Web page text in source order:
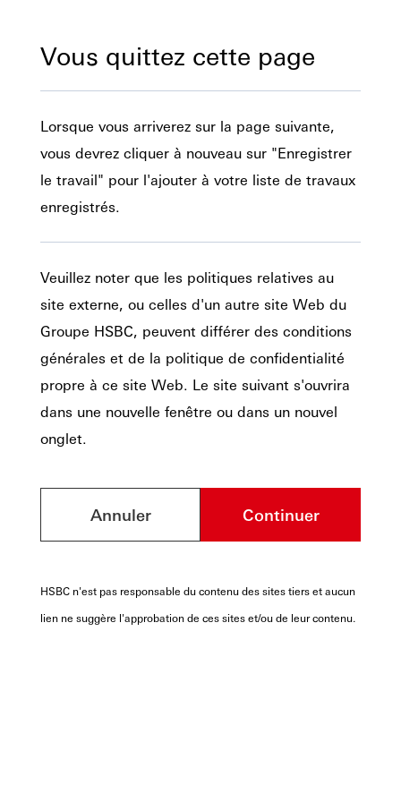
Vous quittez cette page
Lorsque vous arriverez sur la page suivante,
vous devrez cliquer à nouveau sur "Enregistrer
le travail" pour l'ajouter à votre liste de travaux
enregistrés.
Veuillez noter que les politiques relatives au
site externe, ou celles d'un autre site Web du
Groupe HSBC, peuvent différer des conditions
générales et de la politique de confidentialité
propre à ce site Web. Le site suivant s'ouvrira
dans une nouvelle fenêtre ou dans un nouvel
onglet.
Annuler Continuer
HSBC n'est pas responsable du contenu des sites tiers et aucun
lien ne suggère l'approbation de ces sites et/ou de leur contenu.